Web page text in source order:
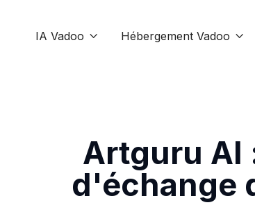
IA Vadoo  Hébergement Vadoo 
Artguru AI
d'échange